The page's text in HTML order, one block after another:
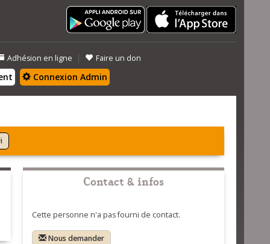
Adhésion en ligne | Faire un don
Connexion Admin
Contact & infos
Cette personne n'a pas fourni de contact.
Nous demander